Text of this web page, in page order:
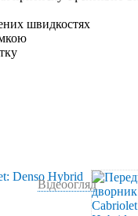
швидкостях
Відеоогляд